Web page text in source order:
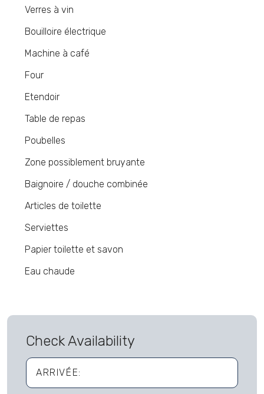
Verres à vin
Bouilloire électrique
Machine à café
Four
Etendoir
Table de repas
Poubelles
Zone possiblement bruyante
Baignoire / douche combinée
Articles de toilette
Serviettes
Papier toilette et savon
Eau chaude
Check Availability
ARRIVÉE: